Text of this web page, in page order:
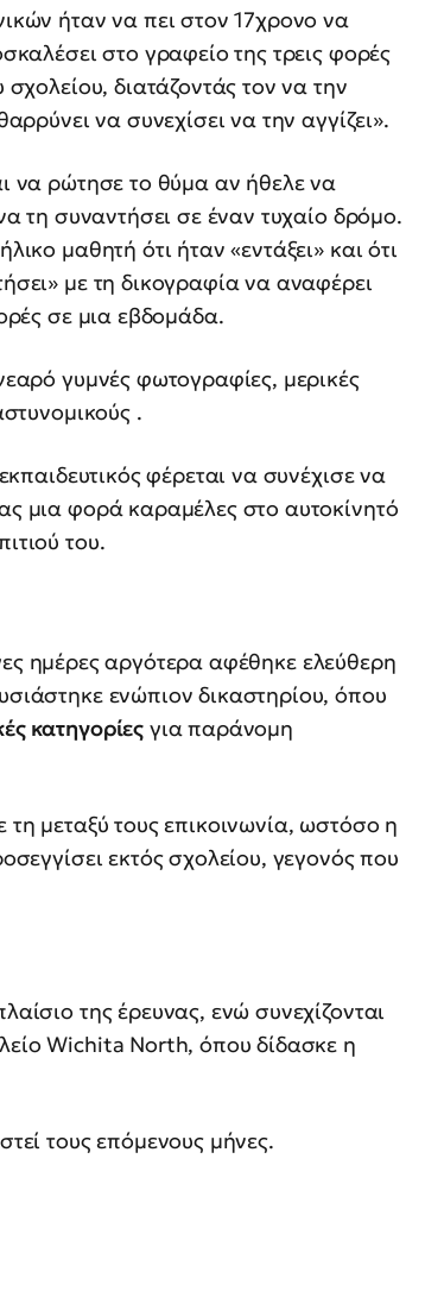
ήταν να πει στον 17χρονο να
στο γραφείο της τρεις φορές
διατάζοντάς τον να την
να συνεχίσει να την αγγίζει».
να ρώτησε το θύμα αν ήθελε να
τη συναντήσει σε έναν τυχαίο δρόμο.
μαθητή ότι ήταν «εντάξει» και ότι
με τη δικογραφία να αναφέρει
σε μια εβδομάδα.
γυμνές φωτογραφίες, μερικές
.
φέρεται να συνέχισε να
μια φορά καραμέλες στο αυτοκίνητό
του.
ημέρες αργότερα αφέθηκε ελεύθερη
ενώπιον δικαστηρίου, όπου
κατηγορίες για παράνομη
μεταξύ τους επικοινωνία, ωστόσο η
εκτός σχολείου, γεγονός που
της έρευνας, ενώ συνεχίζονται
Wichita North, όπου δίδασκε η
τους επόμενους μήνες.